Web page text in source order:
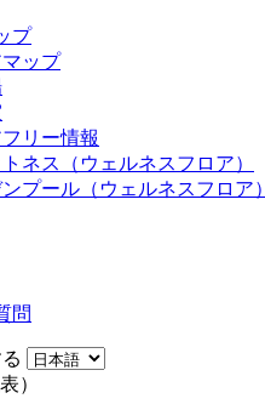
プ
ップ
リー情報
ネス（ウェルネスフロア）
プール（ウェルネスフロア）
問
）